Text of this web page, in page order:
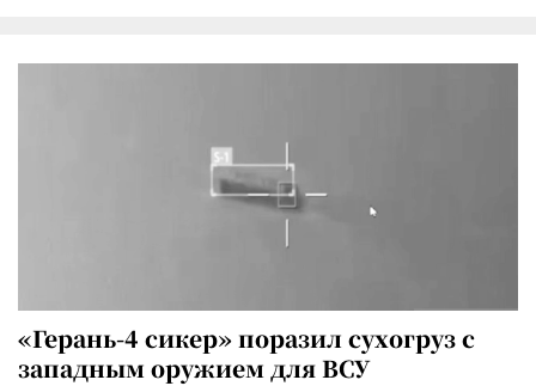
«Герань-4 сикер» поразил сухогруз с
западным оружием для ВСУ